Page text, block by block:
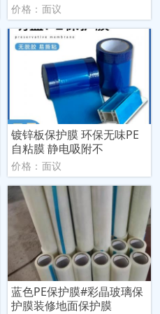
价格：面议
镀锌板保护膜 环保无味PE
自粘膜 静电吸附不
价格：面议
蓝色PE保护膜#彩晶玻璃保
护膜装修地面保护膜